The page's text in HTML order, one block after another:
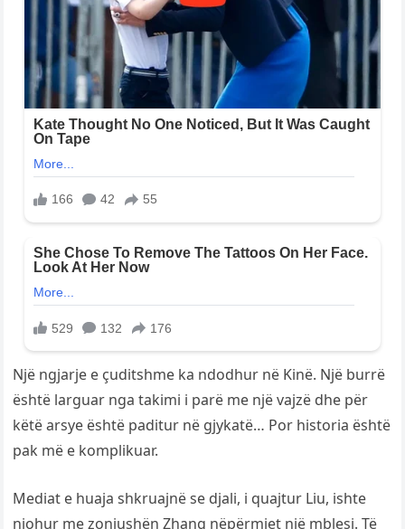
Një ngjarje e çuditshme ka ndodhur në Kinë. Një burrë
është larguar nga takimi i parë me një vajzë dhe për
këtë arsye është paditur në gjykatë… Por historia është
pak më e komplikuar.
Mediat e huaja shkruajnë se djali, i quajtur Liu, ishte
njohur me zonjushën Zhang nëpërmjet një mblesi. Të